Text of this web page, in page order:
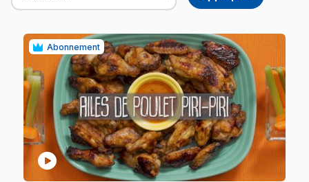
Abonnement
play_circle